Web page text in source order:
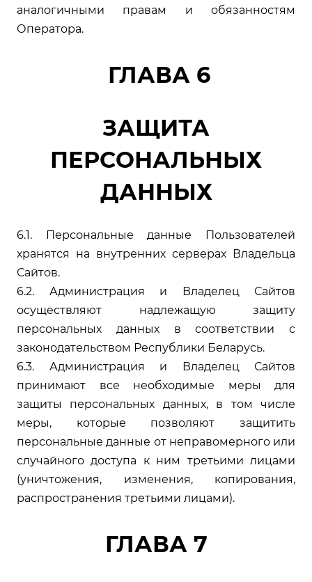
аналогичными правам и обязанностям
Оператора.
ГЛАВА 6
ЗАЩИТА
ПЕРСОНАЛЬНЫХ
ДАННЫХ
6.1. Персональные данные Пользователей
хранятся на внутренних серверах Владельца
Сайтов.
6.2. Администрация и Владелец Сайтов
осуществляют надлежащую защиту
персональных данных в соответствии с
законодательством Республики Беларусь.
6.3. Администрация и Владелец Сайтов
принимают все необходимые меры для
защиты персональных данных, в том числе
меры, которые позволяют защитить
персональные данные от неправомерного или
случайного доступа к ним третьими лицами
(уничтожения, изменения, копирования,
распространения третьими лицами).
ГЛАВА 7